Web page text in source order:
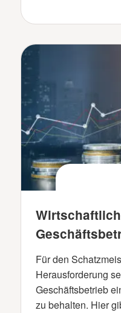
Für den
Herausforderung
Geschäftsbetrieb
zu behalten. Hier